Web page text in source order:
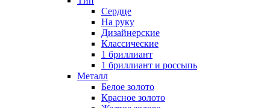
Сердце
На руку
Дизайнерские
Классические
1 бриллиант
1 бриллиант и россыпь
Металл
Белое золото
Красное золото